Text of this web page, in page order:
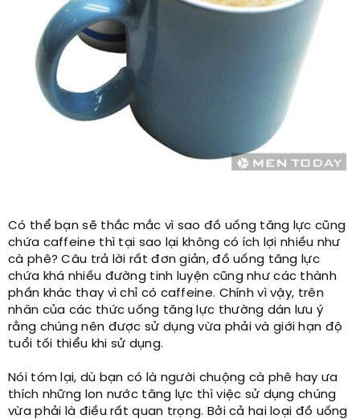
Có thể bạn sẽ thắc mắc vì sao đồ uống tăng lực cũng
chứa caffeine thì tại sao lại không có ích lợi nhiều như
cà phê? Câu trả lời rất đơn giản, đồ uống tăng lực
chứa khá nhiều đường tinh luyện cũng như các thành
phần khác thay vì chỉ có caffeine. Chính vì vậy, trên
nhãn của các thức uống tăng lực thường dán lưu ý
rằng chúng nên được sử dụng vừa phải và giới hạn độ
tuổi tối thiểu khi sử dụng.
Nói tóm lại, dù bạn có là người chuộng cà phê hay ưa
thích những lon nước tăng lực thì việc sử dụng chúng
vừa phải là điều rất quan trọng. Bởi cả hai loại đồ uống